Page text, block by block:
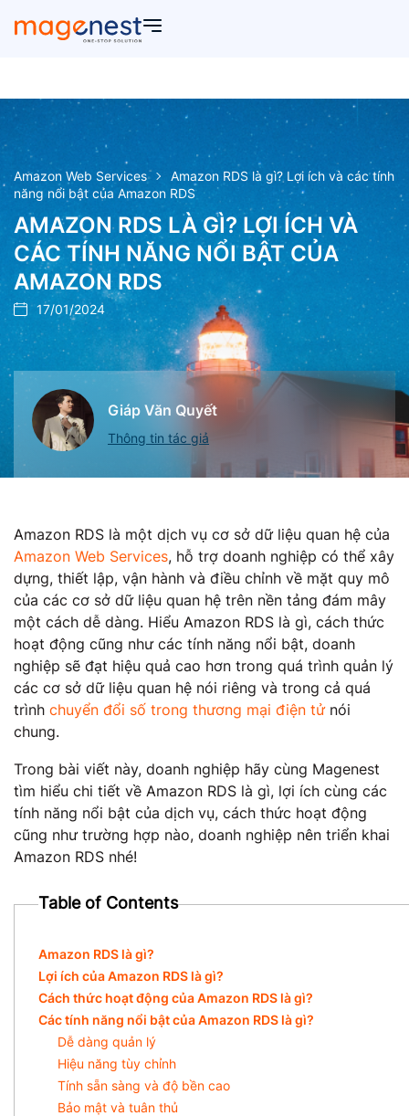
Amazon Web Services
Amazon RDS là gì? Lợi ích và các tính
năng nổi bật của Amazon RDS
AMAZON RDS LÀ GÌ? LỢI ÍCH VÀ
CÁC TÍNH NĂNG NỔI BẬT CỦA
AMAZON RDS
17/01/2024
Giáp Văn Quyết
Thông tin tác giả
Amazon RDS là một dịch vụ cơ sở dữ liệu quan hệ của
Amazon Web Services, hỗ trợ doanh nghiệp có thể xây
dựng, thiết lập, vận hành và điều chỉnh về mặt quy mô
của các cơ sở dữ liệu quan hệ trên nền tảng đám mây
một cách dễ dàng. Hiểu Amazon RDS là gì, cách thức
hoạt động cũng như các tính năng nổi bật, doanh
nghiệp sẽ đạt hiệu quả cao hơn trong quá trình quản lý
các cơ sở dữ liệu quan hệ nói riêng và trong cả quá
trình chuyển đổi số trong thương mại điện tửnói
chung.
Trong bài viết này, doanh nghiệp hãy cùng Magenest
tìm hiểu chi tiết về Amazon RDS là gì, lợi ích cùng các
tính năng nổi bật của dịch vụ, cách thức hoạt động
cũng như trường hợp nào, doanh nghiệp nên triển khai
Amazon RDS nhé!
Table of Contents
Amazon RDS là gì?
Lợi ích của Amazon RDS là gì?
Cách thức hoạt động của Amazon RDS là gì?
Các tính năng nổi bật của Amazon RDS là gì?
Dễ dàng quản lý
Hiệu năng tùy chỉnh
Tính sẵn sàng và độ bền cao
Bảo mật và tuân thủ